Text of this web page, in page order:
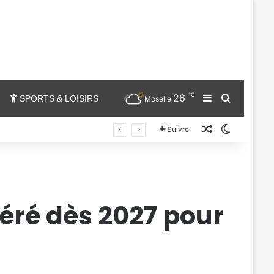
SPORTS & LOISIRS Moselle 26℃ SidebarChercher
Suivre Un article au
dès 2027 pour